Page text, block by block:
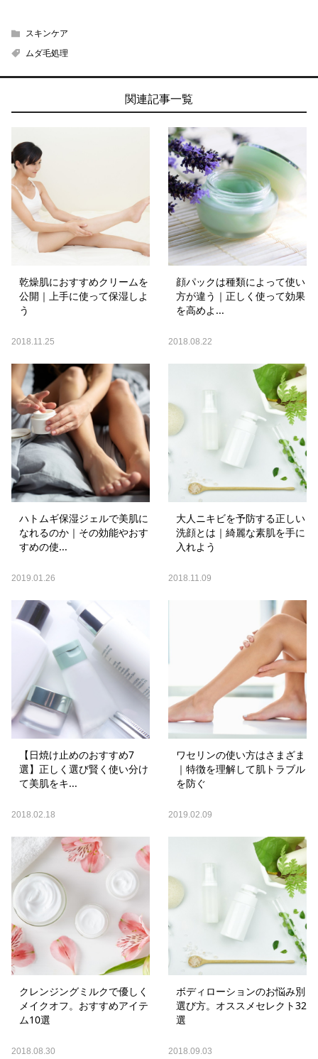
スキンケア
ムダ毛処理
関連記事一覧
乾燥肌におすすめクリームを
公開｜上手に使って保湿しよ
う
2018.11.25
顔パックは種類によって使い
方が違う｜正しく使って効果
を高めよ...
2018.08.22
ハトムギ保湿ジェルで美肌に
なれるのか｜その効能やおす
すめの使...
2019.01.26
大人ニキビを予防する正しい
洗顔とは｜綺麗な素肌を手に
入れよう
2018.11.09
【日焼け止めのおすすめ7
選】正しく選び賢く使い分け
て美肌をキ...
2018.02.18
ワセリンの使い方はさまざま
｜特徴を理解して肌トラブル
を防ぐ
2019.02.09
クレンジングミルクで優しく
メイクオフ。おすすめアイテ
ム10選
2018.08.30
ボディローションのお悩み別
選び方。オススメセレクト32
選
2018.09.03